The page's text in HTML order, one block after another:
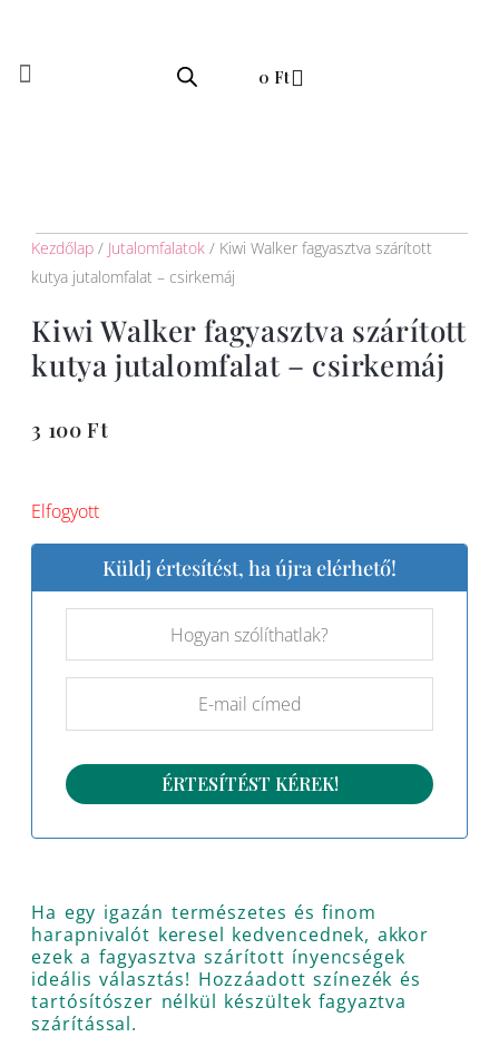
content
0 FtKosár
Kezdőlap / Jutalomfalatok / Kiwi Walker fagyasztva szárított
kutya jutalomfalat – csirkemáj
Kiwi Walker fagyasztva szárított
kutya jutalomfalat – csirkemáj
3 100 Ft
Elfogyott
Küldj értesítést, ha újra elérhető!
Ha egy igazán természetes és finom
harapnivalót keresel kedvencednek, akkor
ezek a fagyasztva szárított ínyencségek
ideális választás! Hozzáadott színezék és
tartósítószer nélkül készültek fagyaztva
szárítással.